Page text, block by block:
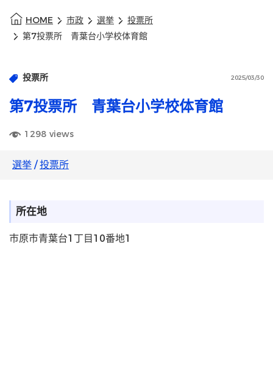
HOME 市政 選挙
投票所
第7投票所 青葉台小学校体育館
投票所 2025/03/30
第7投票所 青葉台小学校体育館
1298 views
選挙/投票所
所在地
市原市青葉台1丁目10番地1